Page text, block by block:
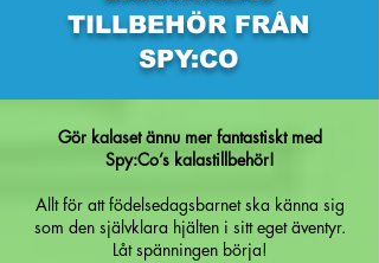
TILLBEHÖR FRÅN
SPY:CO
Gör kalaset ännu mer fantastiskt med
Spy:Co’s kalastillbehör!
Allt för att födelsedagsbarnet ska känna sig
som den självklara hjälten i sitt eget äventyr.
Låt spänningen börja!